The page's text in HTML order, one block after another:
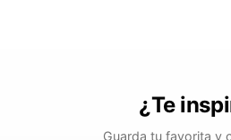
¿Te
Guarda tu favorita y